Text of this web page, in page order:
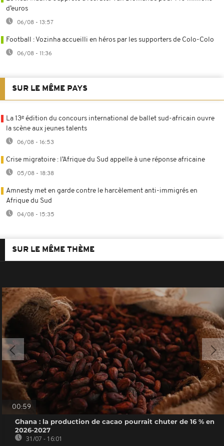
d’euros
06/08 - 13:57
Football : Vozinha accueilli en héros par les supporters de Colo-Colo
06/08 - 11:36
SUR LE MÊME PAYS
La 13ᵉ édition du concours international de ballet sud-africain ouvre
la scène aux jeunes talents
06/08 - 16:53
Crise migratoire : l’Afrique du Sud appelle à une réponse africaine
05/08 - 18:38
Amnesty met en garde contre le harcèlement anti-immigrés en
Afrique du Sud
04/08 - 15:35
SUR LE MÊME THÈME
00:59
Ghana : la production de cacao pourrait chuter de 16 % en
2026-2027
31/07 - 16:01